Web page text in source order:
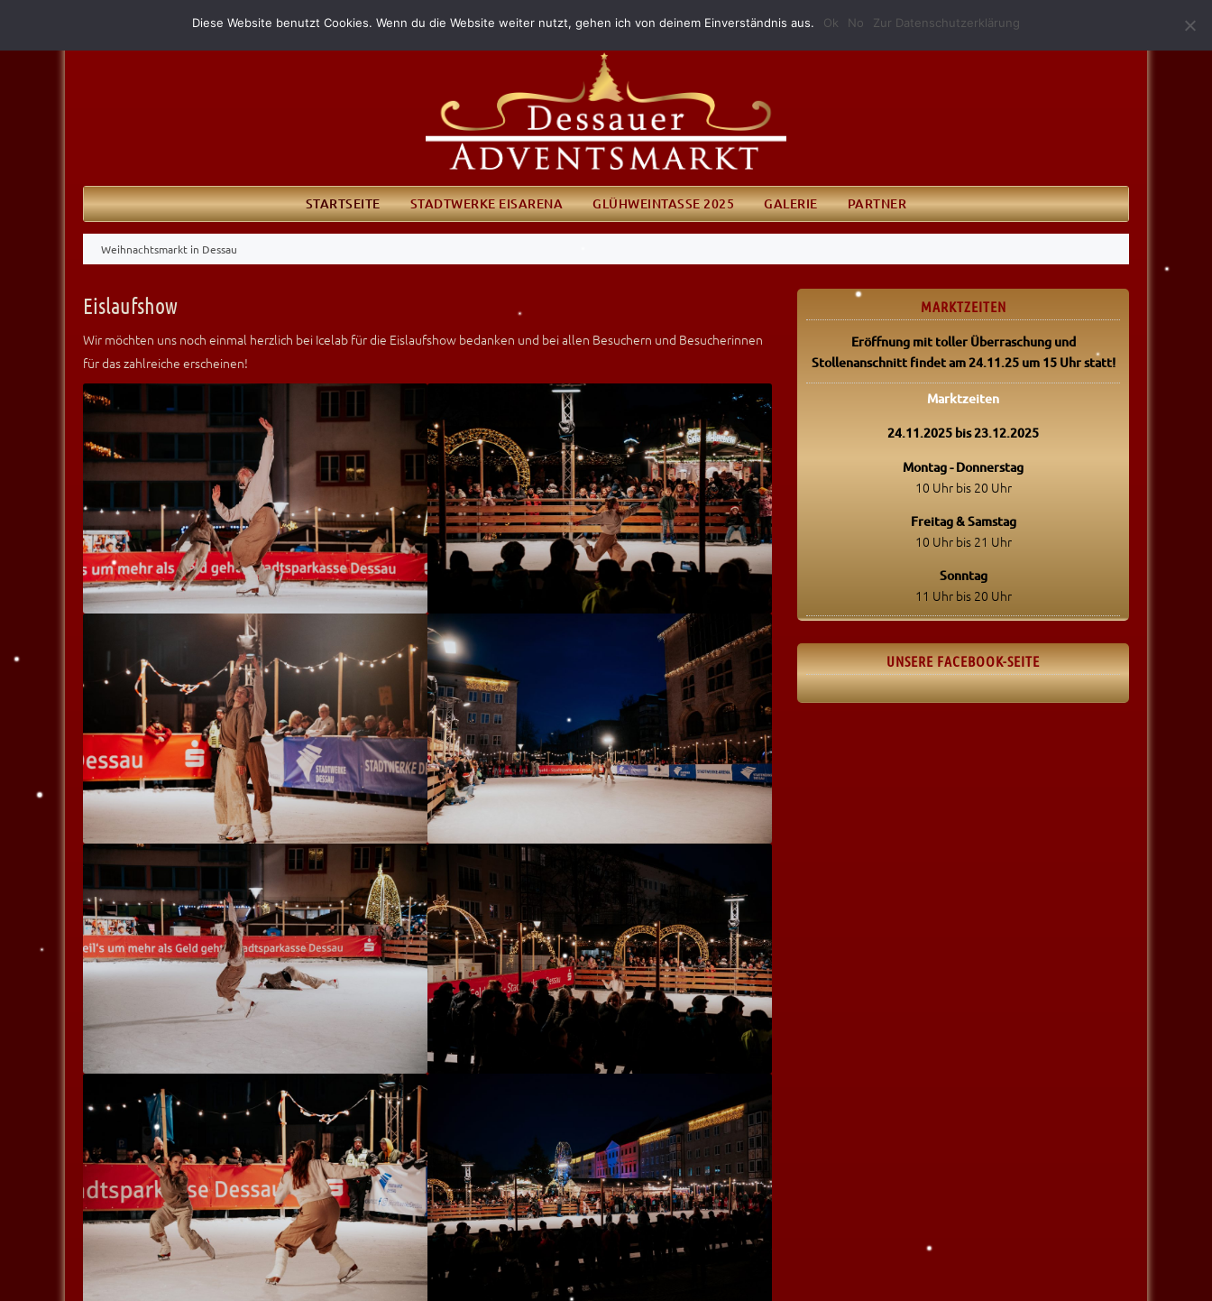
(0340) 52 10 146 info@grillundimbissmerkel.de
STARTSEITE STADTWERKE EISARENA GLÜHWEINTASSE 2025 GALERIE PARTNER
Weihnachtsmarkt in Dessau
Eislaufshow
Wir möchten uns noch einmal herzlich bei Icelab für die Eislaufshow bedanken und bei allen Besuchern und Besucherinnen
für das zahlreiche erscheinen!
MARKTZEITEN
Eröffnung mit toller Überraschung und
Stollenanschnitt findet am 24.11.25 um 15 Uhr statt!
Marktzeiten
24.11.2025 bis 23.12.2025
Montag - Donnerstag
10 Uhr bis 20 Uhr
Freitag & Samstag
10 Uhr bis 21 Uhr
Sonntag
11 Uhr bis 20 Uhr
UNSERE FACEBOOK-SEITE
Diese Website benutzt Cookies. Wenn du die Website weiter nutzt, gehen ich von deinem Einverständnis aus. Ok No Zur Datenschutzerklärung